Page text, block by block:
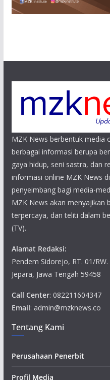
MZK News berbentuk media
berbagai informasi berupa
gaya hidup, seni sastra, dan
informasi online MZK News
penyeimbang bagi media-
MZK News akan menyajikan
terpercaya, dan teliti dalam
(TV).
Alamat Redaksi:
Pendem Sidorejo, RT. 01/
Jepara, Jawa Tengah 59458
Call Center: 082211604347
Email: admin@mzknews.co
Tentang Kami
Perusahaan Penerbit
Profil Media